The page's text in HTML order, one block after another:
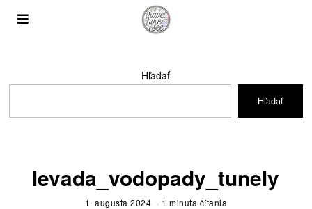
Hľadať
Hľadať
levada_vodopady_tunely
1. augusta 2024 1 minuta čítania